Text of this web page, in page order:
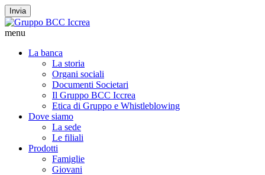
Invia
menu
La banca
La storia
Organi sociali
Documenti Societari
Il Gruppo BCC Iccrea
Etica di Gruppo e Whistleblowing
Dove siamo
La sede
Le filiali
Prodotti
Famiglie
Giovani